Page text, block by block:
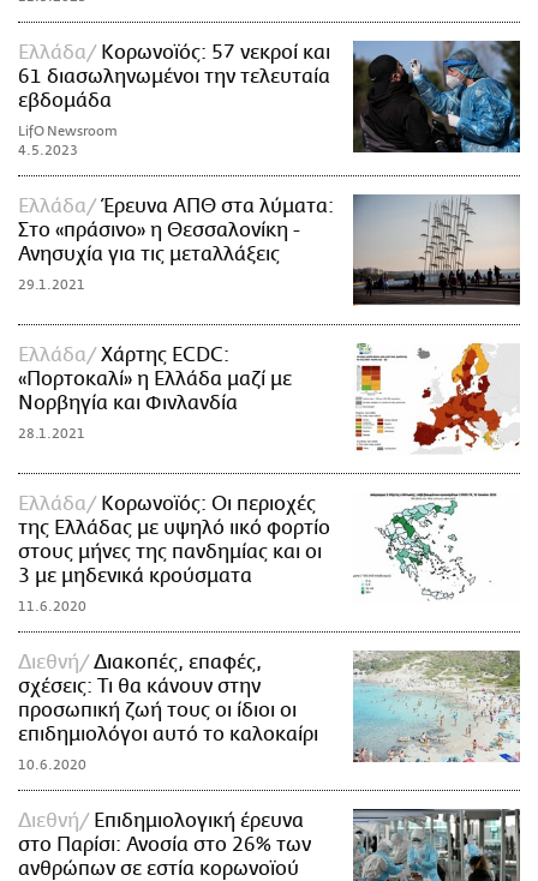
Ελλάδα
Κορωνοϊός: 57 νεκροί και
61 διασωληνωμένοι την τελευταία
εβδομάδα
LifO Newsroom
4.5.2023
Ελλάδα
Έρευνα ΑΠΘ στα λύματα:
Στο «πράσινο» η Θεσσαλονίκη -
Ανησυχία για τις μεταλλάξεις
29.1.2021
Ελλάδα
Χάρτης ECDC:
«Πορτοκαλί» η Ελλάδα μαζί με
Νορβηγία και Φινλανδία
28.1.2021
Ελλάδα
Κορωνοϊός: Οι περιοχές
της Ελλάδας με υψηλό ιικό φορτίο
στους μήνες της πανδημίας και οι
3 με μηδενικά κρούσματα
11.6.2020
Διεθνή
Διακοπές, επαφές,
σχέσεις: Τι θα κάνουν στην
προσωπική ζωή τους οι ίδιοι οι
επιδημιολόγοι αυτό το καλοκαίρι
10.6.2020
Διεθνή
Επιδημιολογική έρευνα
στο Παρίσι: Ανοσία στο 26% των
ανθρώπων σε εστία κορωνοϊού